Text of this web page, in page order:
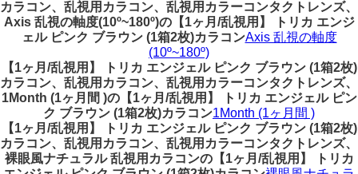
カラコン、乱視用カラコン、乱視用カラーコンタクトレンズ、
Axis 乱視の軸度(10º~180º)の【1ヶ月/乱視用】 トリカ エンジ
ェル ピンク ブラウン (1箱2枚)カラコンAxis 乱視の軸度
(10º~180º)
【1ヶ月/乱視用】 トリカ エンジェル ピンク ブラウン (1箱2枚)
カラコン、乱視用カラコン、乱視用カラーコンタクトレンズ、
1Month (1ヶ月間 )の【1ヶ月/乱視用】 トリカ エンジェル ピン
ク ブラウン (1箱2枚)カラコン1Month (1ヶ月間 )
【1ヶ月/乱視用】 トリカ エンジェル ピンク ブラウン (1箱2枚)
カラコン、乱視用カラコン、乱視用カラーコンタクトレンズ、
裸眼風ナチュラル 乱視用カラコンの【1ヶ月/乱視用】 トリカ